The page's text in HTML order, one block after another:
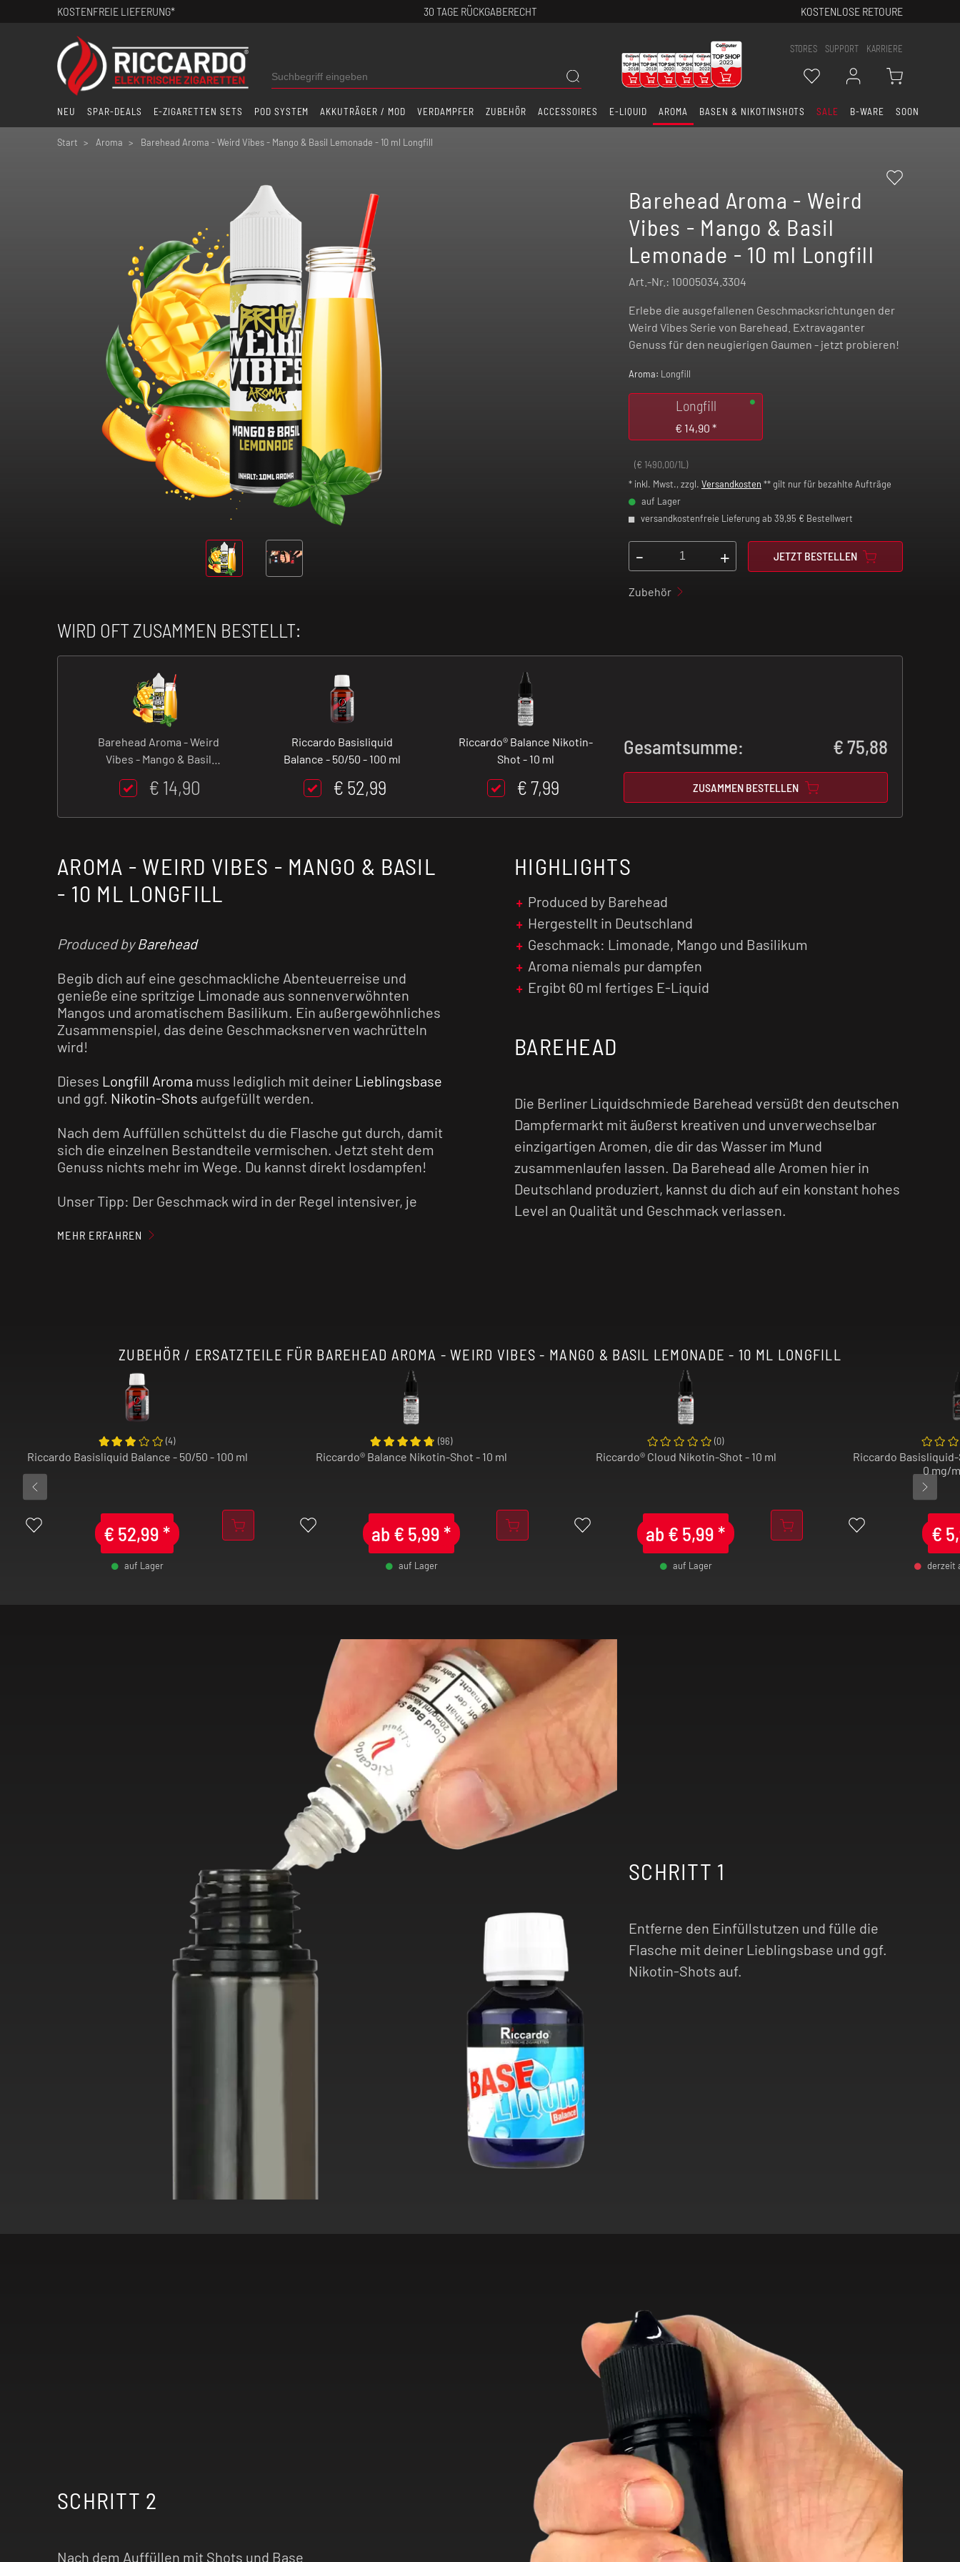
KOSTENFREIE LIEFERUNG* 30 TAGE RÜCKGABERECHT KOSTENLOSE RETOURE
STORES SUPPORT KARRIERE
NEU SPAR-DEALS E-ZIGARETTEN SETS POD SYSTEM AKKUTRÄGER / MOD VERDAMPFER ZUBEHÖR ACCESSOIRES E-LIQUID AROMA BASEN & NIKOTINSHOTS SALE B-WARE SOON
Start Aroma Barehead Aroma - Weird Vibes - Mango & Basil Lemonade - 10 ml Longfill
Barehead Aroma - Weird
Vibes - Mango & Basil
Lemonade - 10 ml Longfill
Art.-Nr.: 10005034.3304
Erlebe die ausgefallenen Geschmacksrichtungen der
Weird Vibes Serie von Barehead. Extravaganter
Genuss für den neugierigen Gaumen - jetzt probieren!
Aroma: Longfill
Longfill
€ 14,90 *
(€ 1490,00/1L)
* inkl. Mwst., zzgl. Versandkosten ** gilt nur für bezahlte Aufträge
auf Lager
versandkostenfreie Lieferung ab 39,95 € Bestellwert
- + JETZT BESTELLEN
Zubehör
WIRD OFT ZUSAMMEN BESTELLT:
Barehead Aroma - Weird
Vibes - Mango & Basil
Lemonade - 10 ml Longfill
€ 14,90
Riccardo Basisliquid
Balance - 50/50 - 100 ml
€ 52,99
Riccardo® Balance Nikotin-
Shot - 10 ml
€ 7,99
Gesamtsumme: €75,88
ZUSAMMEN BESTELLEN
AROMA - WEIRD VIBES - MANGO & BASIL
- 10 ML LONGFILL
Produced byBarehead
Begib dich auf eine geschmackliche Abenteuerreise und
genieße eine spritzige Limonade aus sonnenverwöhnten
Mangos und aromatischem Basilikum. Ein außergewöhnliches
Zusammenspiel, das deine Geschmacksnerven wachrütteln
wird!
Dieses Longfill Aroma muss lediglich mit deiner Lieblingsbase
und ggf. Nikotin-Shots aufgefüllt werden.
Nach dem Auffüllen schüttelst du die Flasche gut durch, damit
sich die einzelnen Bestandteile vermischen. Jetzt steht dem
Genuss nichts mehr im Wege. Du kannst direkt losdampfen!
Unser Tipp: Der Geschmack wird in der Regel intensiver, je
MEHR ERFAHREN
HIGHLIGHTS
Produced by Barehead
Hergestellt in Deutschland
Geschmack: Limonade, Mango und Basilikum
Aroma niemals pur dampfen
Ergibt 60 ml fertiges E-Liquid
BAREHEAD
Die Berliner Liquidschmiede Barehead versüßt den deutschen
Dampfermarkt mit äußerst kreativen und unverwechselbar
einzigartigen Aromen, die dir das Wasser im Mund
zusammenlaufen lassen. Da Barehead alle Aromen hier in
Deutschland produziert, kannst du dich auf ein konstant hohes
Level an Qualität und Geschmack verlassen.
ZUBEHÖR / ERSATZTEILE FÜR BAREHEAD AROMA - WEIRD VIBES - MANGO & BASIL LEMONADE - 10 ML LONGFILL
€ 52,99*
auf Lager
(4)
Riccardo Basisliquid Balance - 50/50 - 100 ml
+
ab € 5,99*
auf Lager
(96)
Riccardo® Balance Nikotin-Shot - 10 ml
-
ab € 5,99*
auf Lager
(0)
Riccardo® Cloud Nikotin-Shot - 10 ml
€
derzeit
Riccardo
0 mg/
SCHRITT 1
Entferne den Einfüllstutzen und fülle die
Flasche mit deiner Lieblingsbase und ggf.
Nikotin-Shots auf.
SCHRITT 2
Nach dem Auffüllen mit Shots und Base